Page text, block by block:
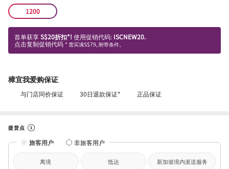
1200
首单获享S$20折扣*! 使用促销代码: ISCNEW20.
点击复制促销代码 * 需买满S$79, 附带条件。
樟宜我爱购保证
与门店同价保证 30日退款保证* 正品保证
提货点
旅客用户 非旅客用户
离境 抵达 新加坡境内派送服务